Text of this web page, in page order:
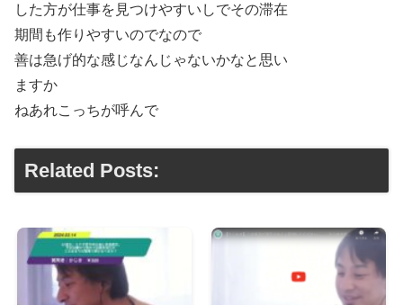
した方が仕事を見つけやすいしでその滞在
期間も作りやすいのでなので
善は急げ的な感じなんじゃないかなと思い
ますか
ねあれこっちが呼んで
Related Posts: